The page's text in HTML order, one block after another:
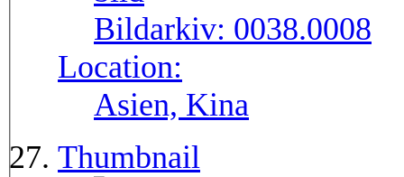
Bildarkiv: 0038.0008
Location:
Asien, Kina
Thumbnail